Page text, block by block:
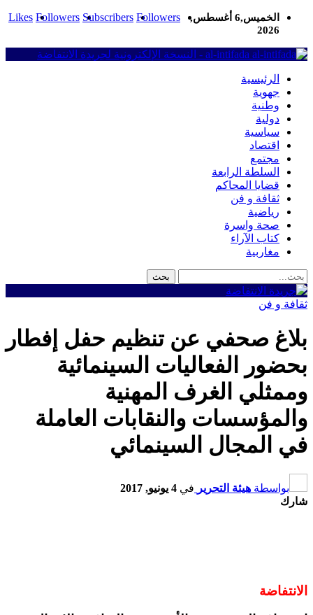
Likes Followers Subscribers Followers
الخميس,6 أغسطس,
2026
al-intifada - النسخة الإلكترونية لجريدة الانتفاضة
الرئيسية
جهوية
وطنية
دولية
سياسية
اقتصاد
مجتمع
السلطة الرابعة
قضايا المحاكم
ثقافة و فن
رياضية
صحة واسرة
كتاب الآراء
مغاربية
ثقافة و فن
بلاغ صحفي عن تنظيم حفل إفطار
بحضور الفعاليات السينمائية
وممثلي الغرف المهنية
والمؤسسات والنقابات العاملة
في المجال السينمائي
بواسطة هيئة التحرير في 4 يونيو, 2017
شارك
الانتفاضة